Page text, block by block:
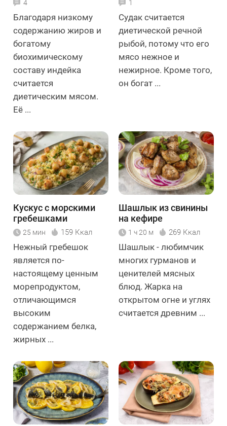
4
Благодаря низкому
содержанию жиров и
богатому
биохимическому
составу индейка
считается
диетическим мясом.
Её ...
1
Судак считается
диетической речной
рыбой, потому что его
мясо нежное и
нежирное. Кроме того,
он богат ...
Кускус с морскими
гребешками
25 мин 159 Ккал
Нежный гребешок
является по-
настоящему ценным
морепродуктом,
отличающимся
высоким
содержанием белка,
жирных ...
Шашлык из свинины
на кефире
1 ч 20 м 269 Ккал
Шашлык - любимчик
многих гурманов и
ценителей мясных
блюд. Жарка на
открытом огне и углях
считается древним ...